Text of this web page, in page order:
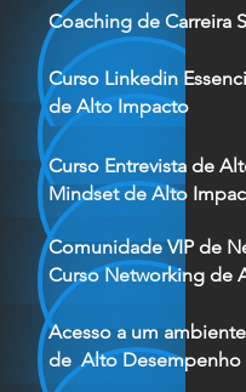
Coaching de Carreira
Curso Linkedin
de Alto Impacto
Curso Entrevista de
Mindset de Alto
Comunidade VIP de
Curso Networking de
Acesso a um
de Alto Desempenho